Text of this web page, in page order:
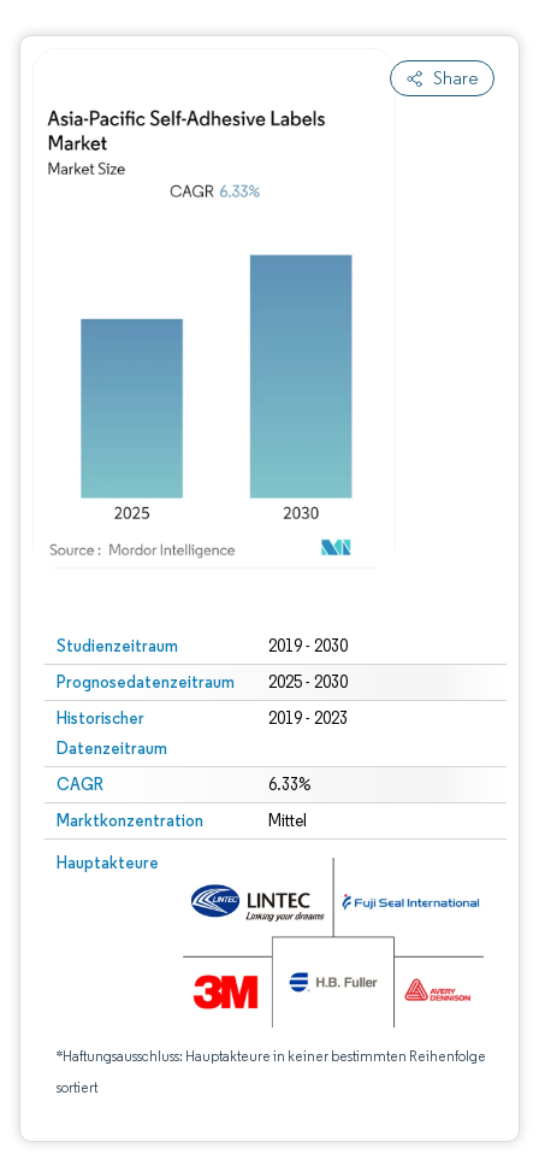
Share
Studienzeitraum 2019 - 2030
Prognosedatenzeitraum 2025 - 2030
Historischer
Datenzeitraum
2019 - 2023
CAGR 6.33%
Marktkonzentration Mittel
Hauptakteure
*Haftungsausschluss: Hauptakteure in keiner bestimmten Reihenfolge
sortiert